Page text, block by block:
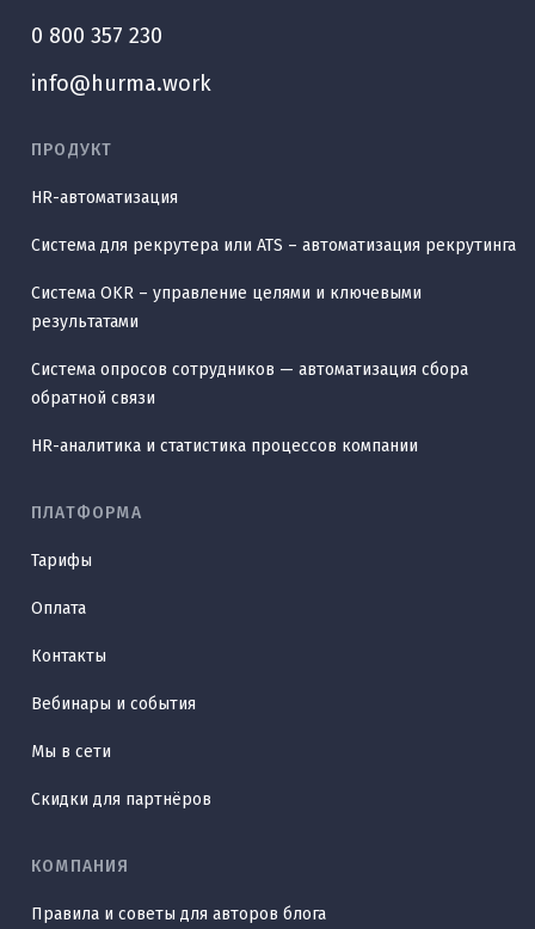
0 800 357 230
info@hurma.work
ПРОДУКТ
HR-автоматизация
Система для рекрутера или ATS – автоматизация рекрутинга
Система OKR – управление целями и ключевыми
результатами
Система опросов сотрудников — автоматизация сбора
обратной связи
HR-аналитика и статистика процессов компании
ПЛАТФОРМА
Тарифы
Оплата
Контакты
Вебинары и события
Мы в сети
Скидки для партнёров
КОМПАНИЯ
Правила и советы для авторов блога